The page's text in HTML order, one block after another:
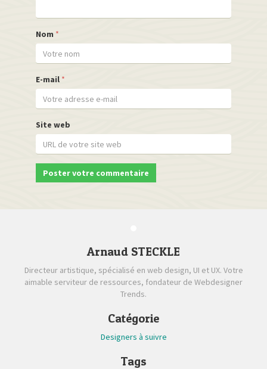
Nom *
E-mail *
Site web
Arnaud STECKLE
Directeur artistique, spécialisé en web design, UI et UX. Votre
aimable serviteur de ressources, fondateur de Webdesigner
Trends.
Catégorie
Designers à suivre
Tags